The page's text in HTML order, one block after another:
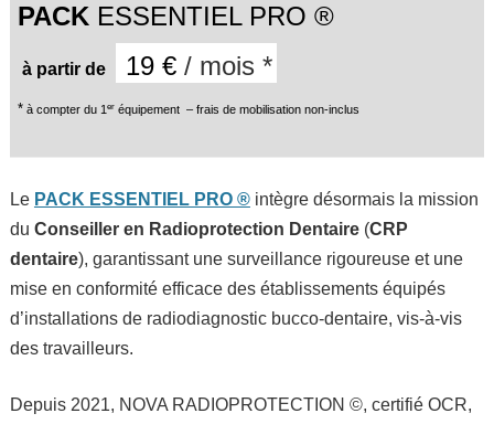
PACKESSENTIEL PRO ®
à partir de 19 €/ mois *
*à compter du 1 eréquipement – frais de mobilisation non-inclus
Le PACK ESSENTIEL PRO ®intègre désormais la mission
du Conseiller en Radioprotection Dentaire(CRP
dentaire), garantissant une surveillance rigoureuse et une
mise en conformité efficace des établissements équipés
d’installations de radiodiagnostic bucco-dentaire, vis-à-vis
des travailleurs.
Depuis 2021, NOVA RADIOPROTECTION ©, certifié OCR,